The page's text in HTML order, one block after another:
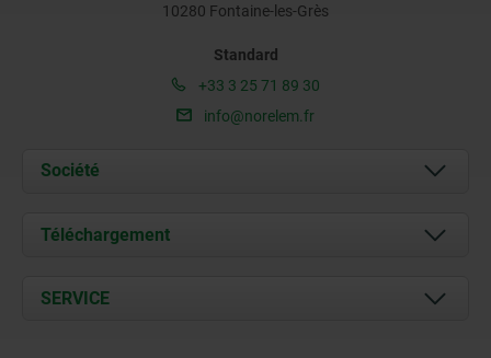
10280 Fontaine-les-Grès
Standard
+33 3 25 71 89 30
info@norelem.fr
Société
À propos de nous
Contact
Téléchargement
Documents
SERVICE